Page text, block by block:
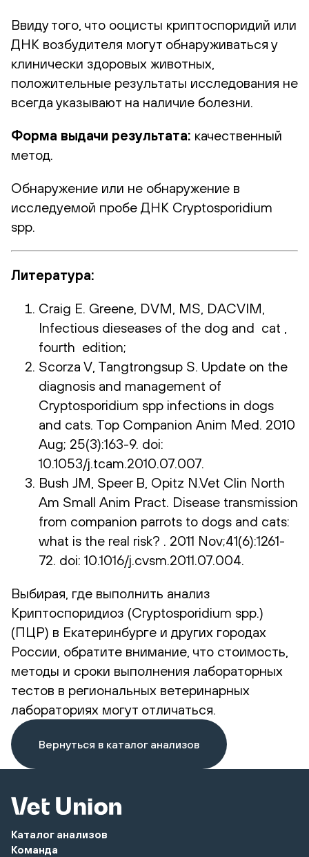
Ввиду того, что ооцисты криптоспоридий или
ДНК возбудителя могут обнаруживаться у
клинически здоровых животных,
положительные результаты исследования не
всегда указывают на наличие болезни.
Форма выдачи результата: качественный
метод.
Обнаружение или не обнаружение в
исследуемой пробе ДНК Cryptosporidium
spp.
Литература:
Craig E. Greene, DVM, MS, DACVIM,
Infectious dieseases of the dog and cat ,
fourth edition;
Scorza V, Tangtrongsup S. Update on the
diagnosis and management of
Cryptosporidium spp infections in dogs
and cats. Top Companion Anim Med. 2010
Aug; 25(3):163-9. doi:
10.1053/j.tcam.2010.07.007.
Bush JM, Speer B, Opitz N.Vet Clin North
Am Small Anim Pract. Disease transmission
from companion parrots to dogs and cats:
what is the real risk? . 2011 Nov;41(6):1261-
72. doi: 10.1016/j.cvsm.2011.07.004.
Выбирая, где выполнить анализ
Криптоспоридиоз (Cryptosporidium spp.)
(ПЦР) в Екатеринбурге и других городах
России, обратите внимание, что стоимость,
методы и сроки выполнения лабораторных
тестов в региональных ветеринарных
лабораториях могут отличаться.
Вернуться в каталог анализов
Каталог анализов
Команда